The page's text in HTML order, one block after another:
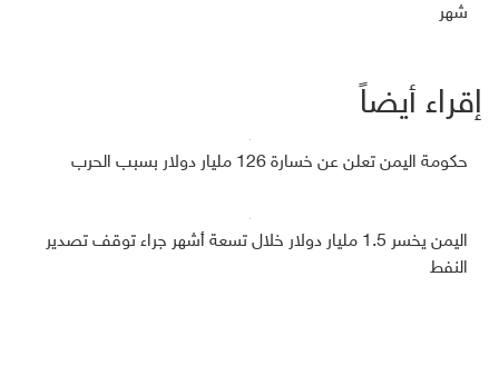
شهر
إقراء أيضاً
حكومة اليمن تعلن عن خسارة 126 مليار دولار بسبب الحرب
اليمن يخسر 1.5 مليار دولار خلال تسعة أشهر جراء توقف تصدير
النفط